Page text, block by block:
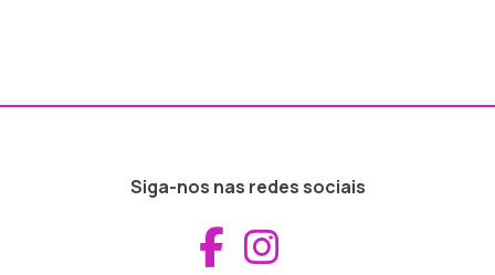
Siga-nos nas redes sociais
Aceder ao